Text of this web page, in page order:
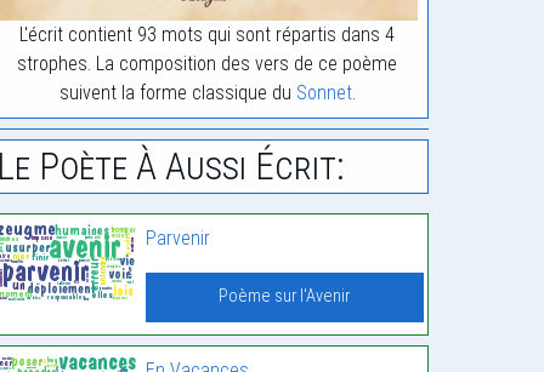
L'écrit contient 93 mots qui sont répartis dans 4
strophes. La composition des vers de ce poème
suivent la forme classique du Sonnet.
Le Poète À Aussi Écrit:
Parvenir
Poème sur l'Avenir